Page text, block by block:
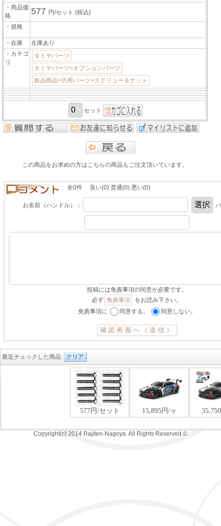
・商品価
格
577 円/セット(税込)
・規格
・在庫
在庫あり
・カテゴ
リ
タミヤパーツ
タミヤパーツ>オプションパーツ
新品商品>汎用パーツ>スクリュー＆ナット
セット
この商品をお求めの方はこちらの商品もご注文頂いています。
全0件 良い(0) 普通(0) 悪い(0)
お名前（ハンドル）：
投稿には免責事項の同意が必要です。
必ず 免責事項
をお読み下さい。
免責事項に
同意する。 同意しない。
最近チェックした商品 クリア
Copyright(c) 2014 Rajiten-Nagoya. All Rights Reserved.©